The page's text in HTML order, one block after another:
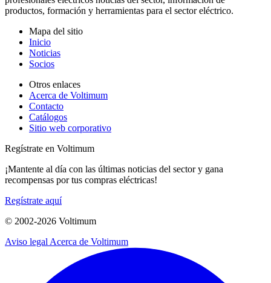
productos, formación y herramientas para el sector eléctrico.
Mapa del sitio
Inicio
Noticias
Socios
Otros enlaces
Acerca de Voltimum
Contacto
Catálogos
Sitio web corporativo
Regístrate en Voltimum
¡Mantente al día con las últimas noticias del sector y gana
recompensas por tus compras eléctricas!
Regístrate aquí
© 2002-2026 Voltimum
Aviso legal Acerca de Voltimum